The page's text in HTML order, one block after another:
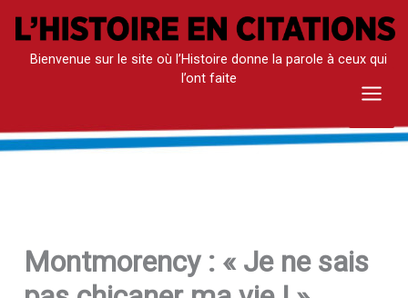
Aller
contenuBienvenue sur le site où l’Histoire donne la parole à ceux qui
l’ont faite
Main
Montmorency : « Je ne sais